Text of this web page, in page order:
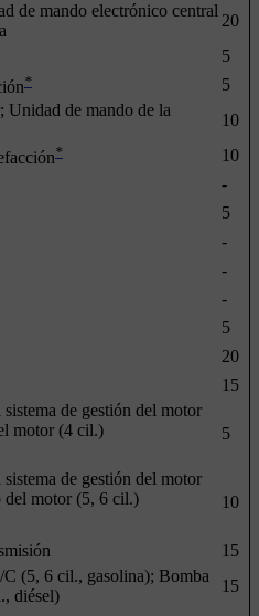
de mando electrónico central
20
5
*
5
Unidad de mando de la
10
*
10
-
5
-
-
-
5
20
15
de gestión del motor
motor (4 cil.)
5
de gestión del motor
del motor (5, 6 cil.)
10
15
(5, 6 cil., gasolina); Bomba
diésel)
15